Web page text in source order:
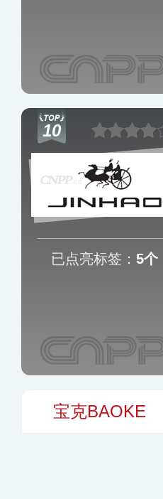
10
已点亮标签： 5个
宝克BAOKE